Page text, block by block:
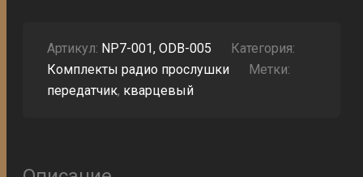
NP7-
С
ПРИЕМНИКОМ
Артикул: NP7-001, ODB-005
Категория:
Комплекты радио прослушки
Метки:
передатчик, кварцевый